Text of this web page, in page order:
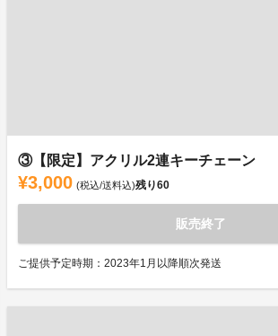
③【限定】アクリル2連キーチェーン
¥3,000 (税込/送料込)残り60
販売終了
ご提供予定時期：2023年1月以降順次発送